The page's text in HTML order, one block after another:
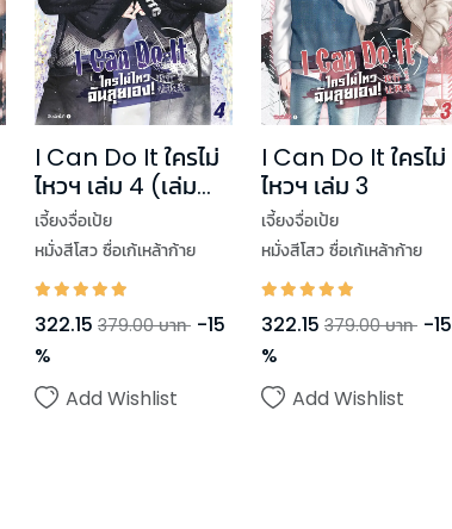
I Can Do It ใครไม่
ไหวฯ เล่ม 4 (เล่ม
จบ)
เจี้ยงจื่อเป้ย
หมั่งสีโสว ซื่อเก้เหล้าก้าย
322.15 379.00 บาท -15
%
Add Wishlist
I Can Do It ใครไม่
ไหวฯ เล่ม 3
เจี้ยงจื่อเป้ย
หมั่งสีโสว ซื่อเก้เหล้าก้าย
322.15 379.00 บาท -15
%
Add Wishlist